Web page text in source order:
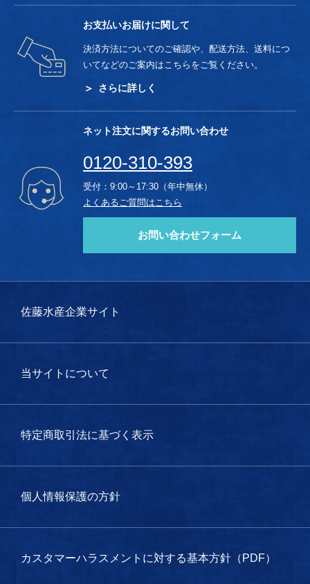
お支払いお届けに関して
決済方法についてのご確認や、配送方法、送料につ
いてなどのご案内はこちらをご覧ください。
さらに詳しく
ネット注文に関するお問い合わせ
0120-310-393
受付：9:00～17:30（年中無休）
よくあるご質問はこちら
お問い合わせフォーム
佐藤水産企業サイト
当サイトについて
特定商取引法に基づく表示
個人情報保護の方針
カスタマーハラスメントに対する基本方針（PDF）